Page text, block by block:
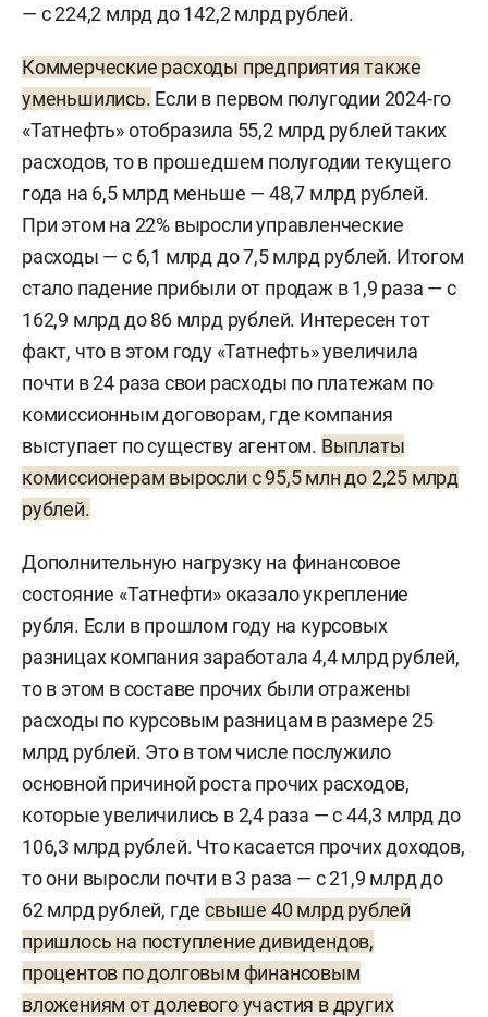
— с 224,2 млрд до 142,2 млрд рублей.
Коммерческие расходы предприятия также
уменьшились. Если в первом полугодии 2024-го
«Татнефть» отобразила 55,2 млрд рублей таких
расходов, то в прошедшем полугодии текущего
года на 6,5 млрд меньше — 48,7 млрд рублей.
При этом на 22% выросли управленческие
расходы — с 6,1 млрд до 7,5 млрд рублей. Итогом
стало падение прибыли от продаж в 1,9 раза — с
162,9 млрд до 86 млрд рублей. Интересен тот
факт, что в этом году «Татнефть» увеличила
почти в 24 раза свои расходы по платежам по
комиссионным договорам, где компания
выступает по существу агентом. Выплаты
комиссионерам выросли с 95,5 млн до 2,25 млрд
рублей.
Дополнительную нагрузку на финансовое
состояние «Татнефти» оказало укрепление
рубля. Если в прошлом году на курсовых
разницах компания заработала 4,4 млрд рублей,
то в этом в составе прочих были отражены
расходы по курсовым разницам в размере 25
млрд рублей. Это в том числе послужило
основной причиной роста прочих расходов,
которые увеличились в 2,4 раза — с 44,3 млрд до
106,3 млрд рублей. Что касается прочих доходов,
то они выросли почти в 3 раза — с 21,9 млрд до
62 млрд рублей, гдесвыше 40 млрд рублей
пришлось на поступление дивидендов,
процентов по долговым финансовым
вложениям от долевого участия в других